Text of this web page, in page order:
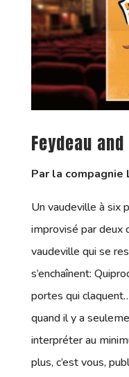
Feydeau and
Par la compagnie
Un vaudeville à six
improvisé par deux
vaudeville qui se
s’enchaînent:
portes qui
quand il y a
interpréter au
plus, c’est vous,